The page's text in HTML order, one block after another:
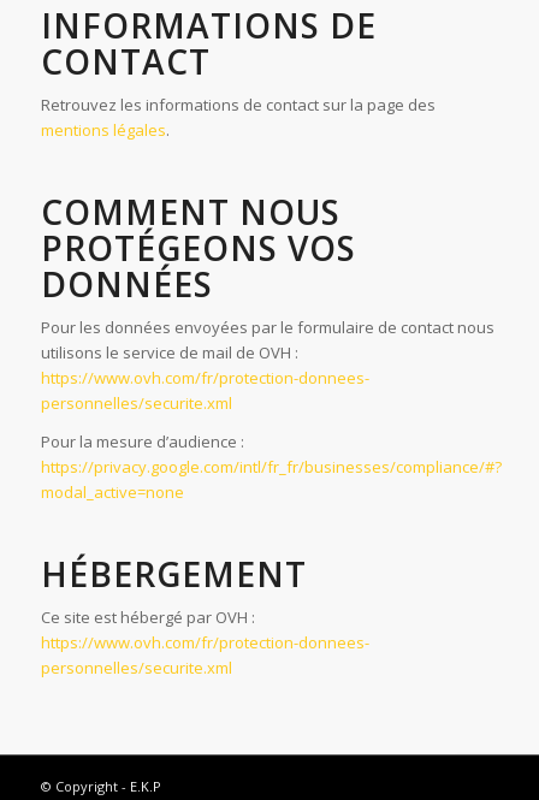
INFORMATIONS DE
CONTACT
Retrouvez les informations de contact sur la page des
mentions légales.
COMMENT NOUS
PROTÉGEONS VOS
DONNÉES
Pour les données envoyées par le formulaire de contact nous
utilisons le service de mail de OVH :
https://www.ovh.com/fr/protection-donnees-
personnelles/securite.xml
Pour la mesure d’audience :
https://privacy.google.com/intl/fr_fr/businesses/compliance/#?
modal_active=none
HÉBERGEMENT
Ce site est hébergé par OVH :
https://www.ovh.com/fr/protection-donnees-
personnelles/securite.xml
© Copyright - E.K.P